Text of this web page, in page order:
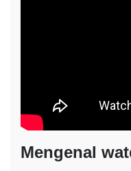
Mengenal